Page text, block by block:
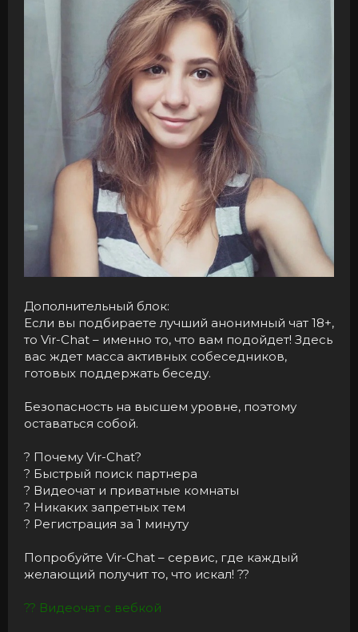
Дополнительный блок:
Если вы подбираете лучший анонимный чат 18+,
то Vir-Chat – именно то, что вам подойдет! Здесь
вас ждет масса активных собеседников,
готовых поддержать беседу.
Безопасность на высшем уровне, поэтому
оставаться собой.
? Почему Vir-Chat?
? Быстрый поиск партнера
? Видеочат и приватные комнаты
? Никаких запретных тем
? Регистрация за 1 минуту
Попробуйте Vir-Chat – сервис, где каждый
желающий получит то, что искал! ??
?? Видеочат с вебкой